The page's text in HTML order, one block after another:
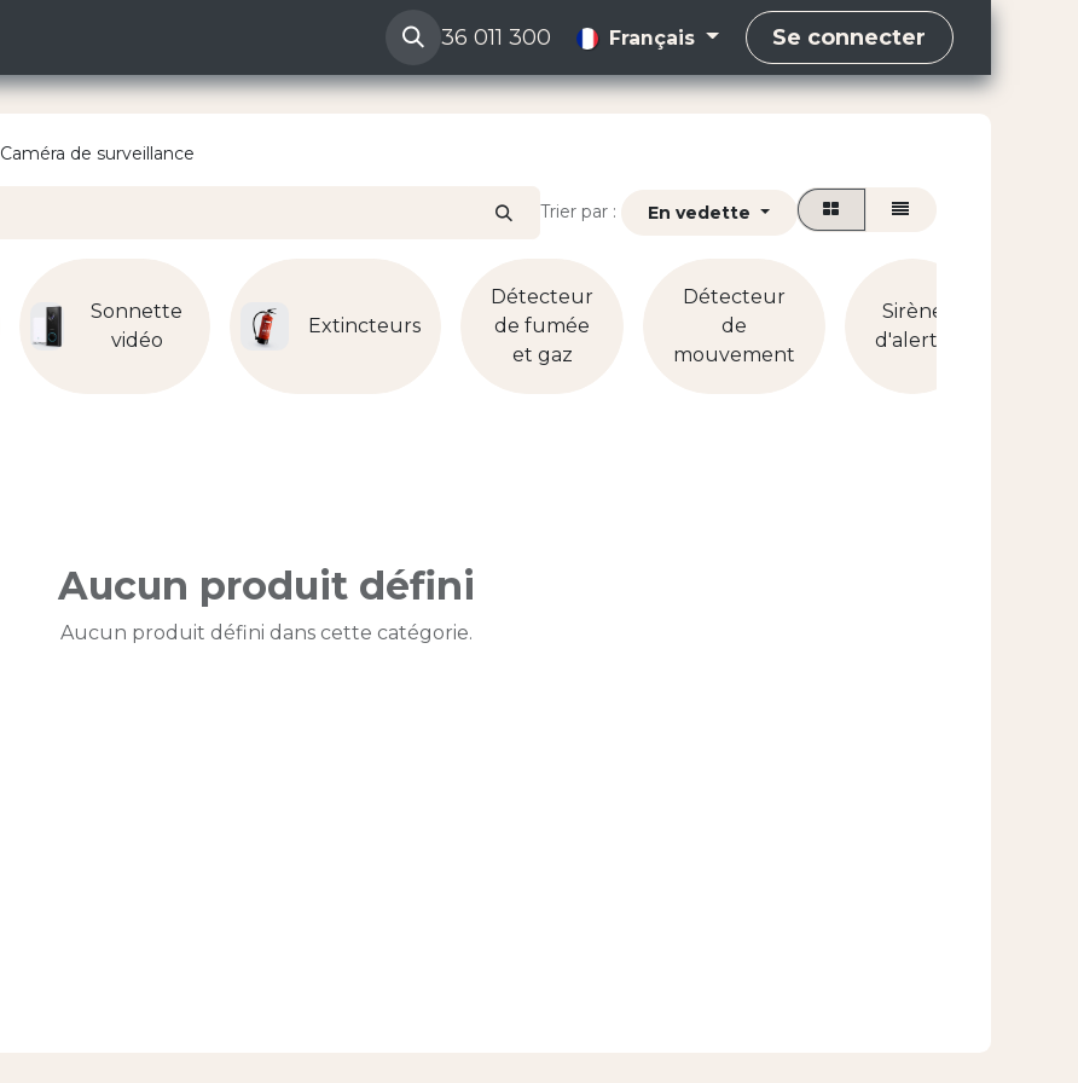
36 011 300 Français Se connecter
Caméra de surveillance
Trier par : En vedette
Sonnette
vidéo
Extincteurs
Détecteur
de fumée
et gaz
Détecteur
de
mouvement
Sirène
d'alerte
Aucun produit défini
Aucun produit défini dans cette catégorie.